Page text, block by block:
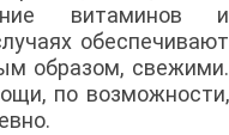
витаминов и
обеспечивают
образом, свежими.
по возможности,